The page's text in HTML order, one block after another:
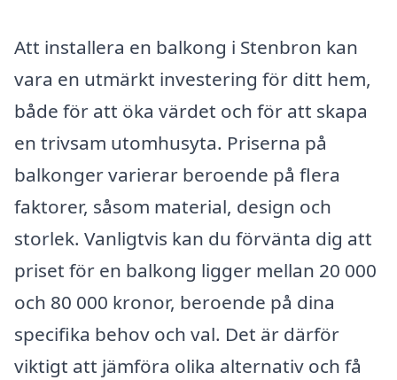
Att installera en balkong i Stenbron kan
vara en utmärkt investering för ditt hem,
både för att öka värdet och för att skapa
en trivsam utomhusyta. Priserna på
balkonger varierar beroende på flera
faktorer, såsom material, design och
storlek. Vanligtvis kan du förvänta dig att
priset för en balkong ligger mellan 20 000
och 80 000 kronor, beroende på dina
specifika behov och val. Det är därför
viktigt att jämföra olika alternativ och få